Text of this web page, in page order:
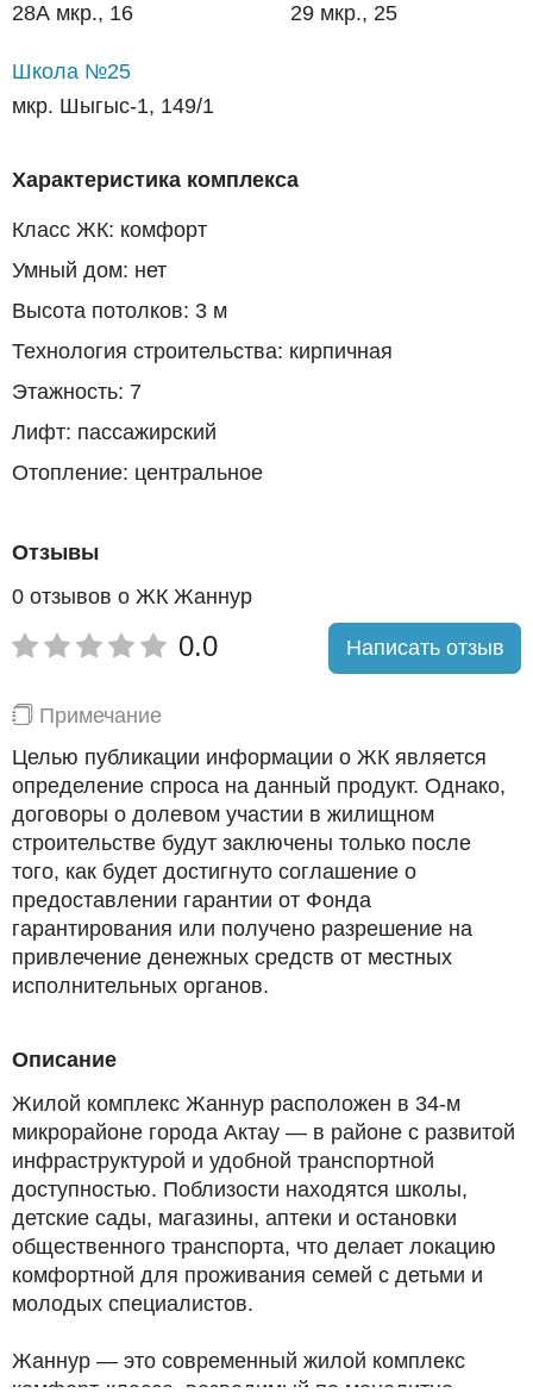
28А мкр., 16
29 мкр., 25
Школа №25
мкр. Шыгыс-1, 149/1
Характеристика комплекса
Класс ЖК: комфорт
Умный дом: нет
Высота потолков: 3 м
Технология строительства: кирпичная
Этажность: 7
Лифт: пассажирский
Отопление: центральное
Отзывы
0 отзывов о ЖК Жаннур
0.0 Написать отзыв
Примечание
Целью публикации информации о ЖК является
определение спроса на данный продукт. Однако,
договоры о долевом участии в жилищном
строительстве будут заключены только после
того, как будет достигнуто соглашение о
предоставлении гарантии от Фонда
гарантирования или получено разрешение на
привлечение денежных средств от местных
исполнительных органов.
Описание
Жилой комплекс Жаннур расположен в 34-м
микрорайоне города Актау — в районе с развитой
инфраструктурой и удобной транспортной
доступностью. Поблизости находятся школы,
детские сады, магазины, аптеки и остановки
общественного транспорта, что делает локацию
комфортной для проживания семей с детьми и
молодых специалистов.
Жаннур — это современный жилой комплекс
комфорт-класса, возводимый по монолитно-